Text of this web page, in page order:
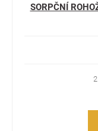
SORPČNÍ